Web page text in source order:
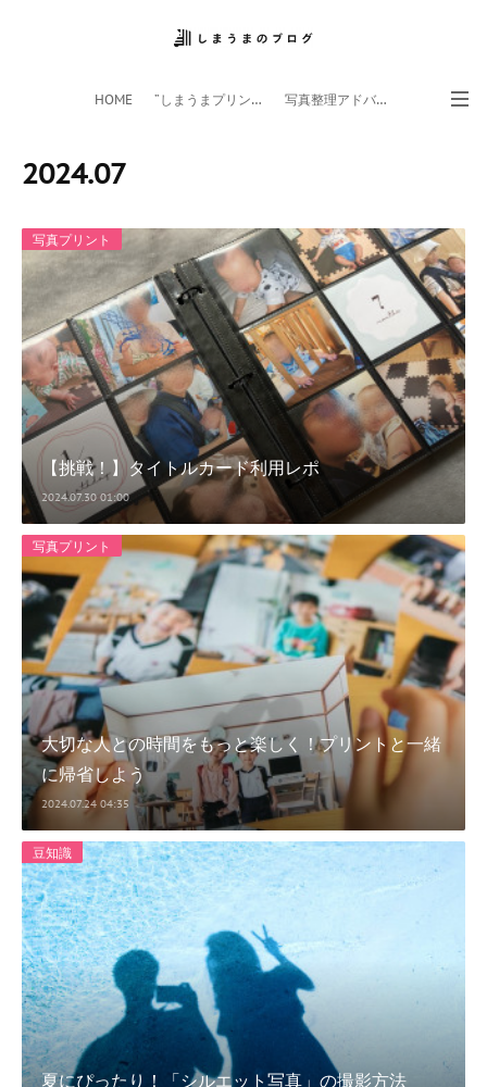
HOME ”しまうまプリント”サイト 写真整理アドバイザー
2024.07
写真プリント
【挑戦！】タイトルカード利用レポ
2024.07.30 01:00
写真プリント
大切な人との時間をもっと楽しく！プリントと一緒
に帰省しよう
2024.07.24 04:35
豆知識
夏にぴったり！「シルエット写真」の撮影方法